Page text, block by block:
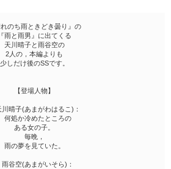
れのち雨ときどき曇り』の
『雨と雨男』に出てくる
天川晴子と雨谷空の
2人の，本編よりも
少しだけ後のSSです。
【登場人物】
晴子(あまがわはるこ)：
何処か冷めたところの
ある女の子。
毎晩，
雨の夢を見ていた。
谷空(あまがいそら)：